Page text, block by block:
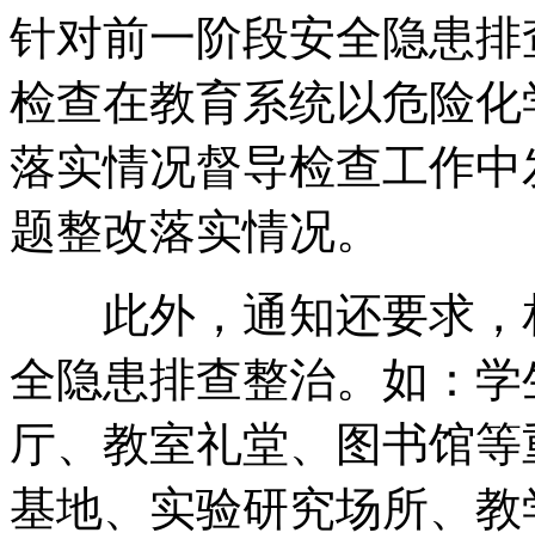
针对前一阶段安全隐患
检查在教育系统以危险
落实情况督导检查工作
题整改落实情况。
此外，通知还要求，
全隐患排查整治。如：
厅、教室礼堂、图书馆
基地、实验研究场所、